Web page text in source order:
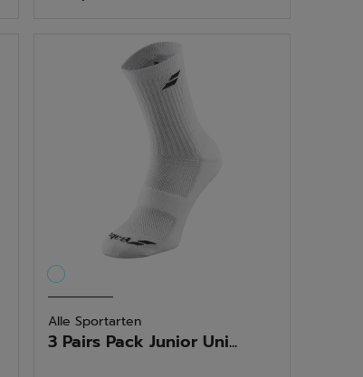
Bewertungen
Alle Sportarten
3 Pairs Pack Junior Uni...